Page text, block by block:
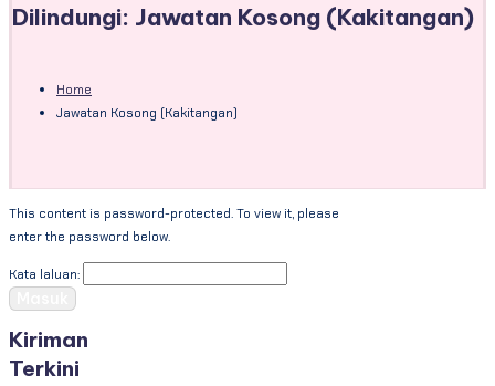
Dilindungi: Jawatan Kosong (Kakitangan)
Home
Jawatan Kosong (Kakitangan)
This content is password-protected. To view it, please
enter the password below.
Kata laluan:
Kiriman
Terkini